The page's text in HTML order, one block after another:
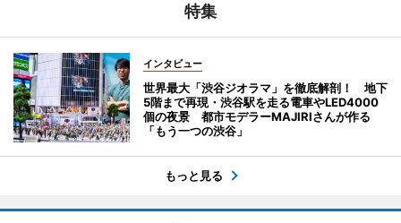
特集
インタビュー
世界最大「渋谷ジオラマ」を徹底解剖！ 地下
5階まで再現・渋谷駅を走る電車やLED4000
個の夜景 都市モデラーMAJIRIさんが作る
「もう一つの渋谷」
もっと見る